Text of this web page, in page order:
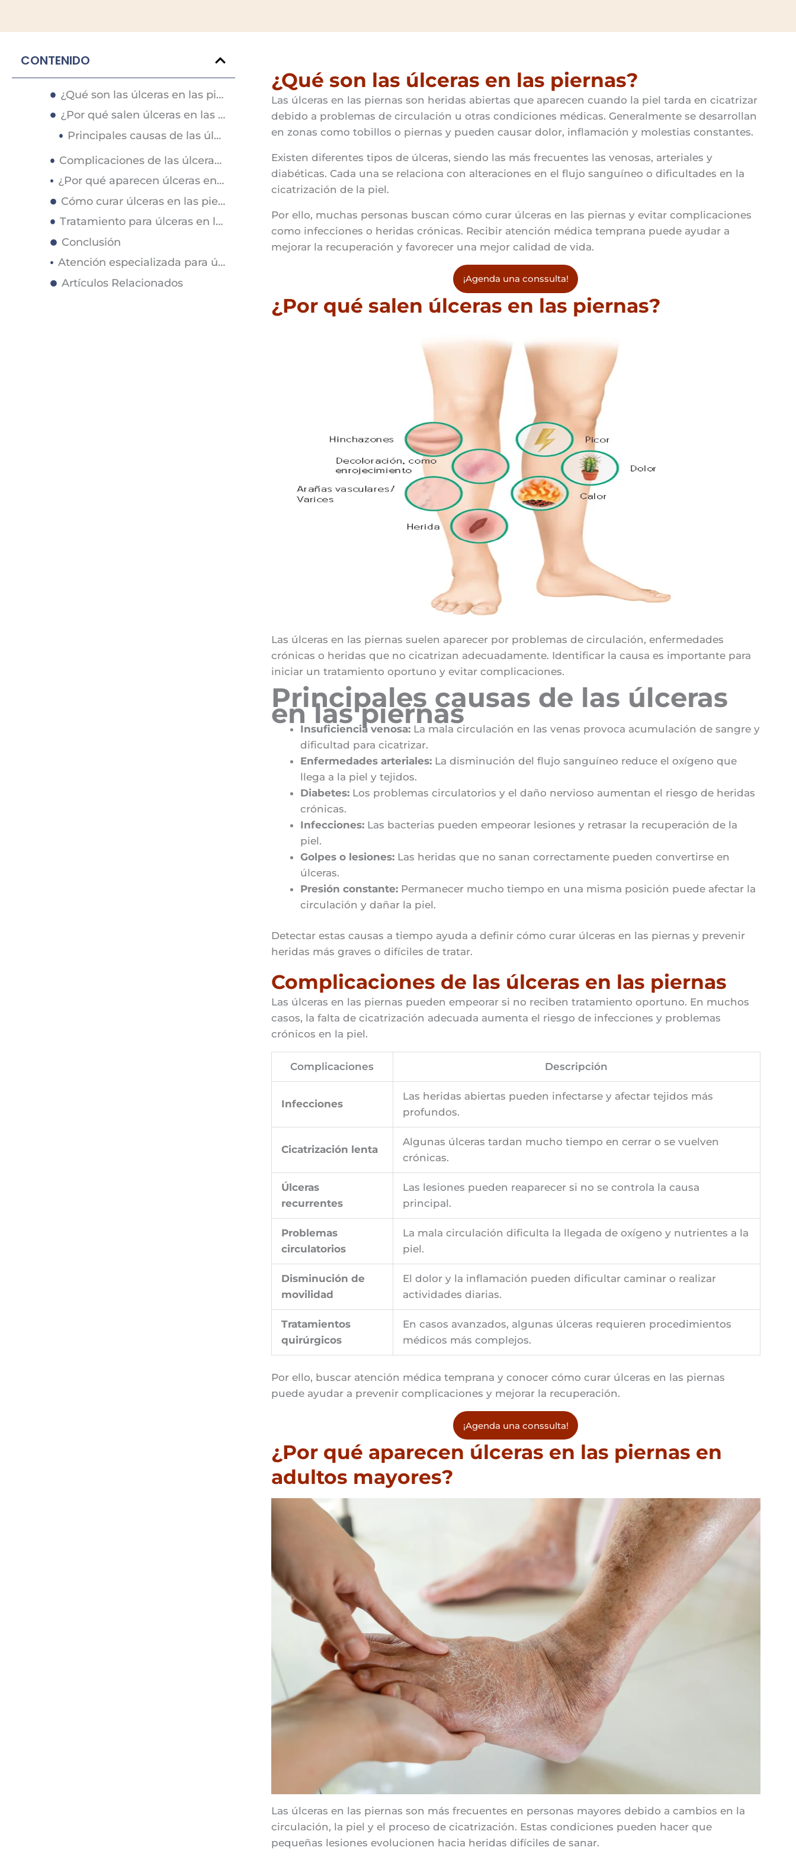
CONTENIDO
¿Qué son las úlceras en las piernas?
¿Por qué salen úlceras en las piernas?
Principales causas de las úlceras en las piernas
Complicaciones de las úlceras en las piernas
¿Por qué aparecen úlceras en las piernas en adultos mayores?
Cómo curar úlceras en las piernas
Tratamiento para úlceras en las piernas
Conclusión
Atención especializada para úlceras en las piernas en Skin Medical
Artículos Relacionados
¿Qué son las úlceras en las piernas?
Las úlceras en las piernas son heridas abiertas que aparecen cuando la piel tarda en cicatrizar
debido a problemas de circulación u otras condiciones médicas. Generalmente se desarrollan
en zonas como tobillos o piernas y pueden causar dolor, inflamación y molestias constantes.
Existen diferentes tipos de úlceras, siendo las más frecuentes las venosas, arteriales y
diabéticas. Cada una se relaciona con alteraciones en el flujo sanguíneo o dificultades en la
cicatrización de la piel.
Por ello, muchas personas buscan cómo curar úlceras en las piernas y evitar complicaciones
como infecciones o heridas crónicas. Recibir atención médica temprana puede ayudar a
mejorar la recuperación y favorecer una mejor calidad de vida.
¡Agenda una conssulta!
¿Por qué salen úlceras en las piernas?
Las úlceras en las piernas suelen aparecer por problemas de circulación, enfermedades
crónicas o heridas que no cicatrizan adecuadamente. Identificar la causa es importante para
iniciar un tratamiento oportuno y evitar complicaciones.
Principales causas de las úlceras
en las piernas
Insuficiencia venosa: La mala circulación en las venas provoca acumulación de sangre y
dificultad para cicatrizar.
Enfermedades arteriales: La disminución del flujo sanguíneo reduce el oxígeno que
llega a la piel y tejidos.
Diabetes: Los problemas circulatorios y el daño nervioso aumentan el riesgo de heridas
crónicas.
Infecciones: Las bacterias pueden empeorar lesiones y retrasar la recuperación de la
piel.
Golpes o lesiones: Las heridas que no sanan correctamente pueden convertirse en
úlceras.
Presión constante: Permanecer mucho tiempo en una misma posición puede afectar la
circulación y dañar la piel.
Detectar estas causas a tiempo ayuda a definir cómo curar úlceras en las piernas y prevenir
heridas más graves o difíciles de tratar.
Complicaciones de las úlceras en las piernas
Las úlceras en las piernas pueden empeorar si no reciben tratamiento oportuno. En muchos
casos, la falta de cicatrización adecuada aumenta el riesgo de infecciones y problemas
crónicos en la piel.
Complicaciones Descripción
Infecciones
Las heridas abiertas pueden infectarse y afectar tejidos más
profundos.
Cicatrización lenta
Algunas úlceras tardan mucho tiempo en cerrar o se vuelven
crónicas.
Úlceras
recurrentes
Las lesiones pueden reaparecer si no se controla la causa
principal.
Problemas
circulatorios
La mala circulación dificulta la llegada de oxígeno y nutrientes a la
piel.
Disminución de
movilidad
El dolor y la inflamación pueden dificultar caminar o realizar
actividades diarias.
Tratamientos
quirúrgicos
En casos avanzados, algunas úlceras requieren procedimientos
médicos más complejos.
Por ello, buscar atención médica temprana y conocer cómo curar úlceras en las piernas
puede ayudar a prevenir complicaciones y mejorar la recuperación.
¡Agenda una conssulta!
¿Por qué aparecen úlceras en las piernas en
adultos mayores?
Las úlceras en las piernas son más frecuentes en personas mayores debido a cambios en la
circulación, la piel y el proceso de cicatrización. Estas condiciones pueden hacer que
pequeñas lesiones evolucionen hacia heridas difíciles de sanar.